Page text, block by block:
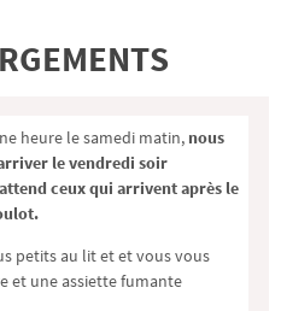
heure le samedi matin, nous
le vendredi soir
ceux qui arrivent après le
petits au lit et et vous vous
et une assiette fumante